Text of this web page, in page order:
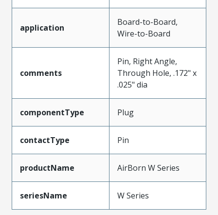
application
Board-to-Board,
Wire-to-Board
comments
Pin, Right Angle,
Through Hole, .172" x
.025" dia
componentType Plug
contactType Pin
productName AirBorn W Series
seriesName W Series